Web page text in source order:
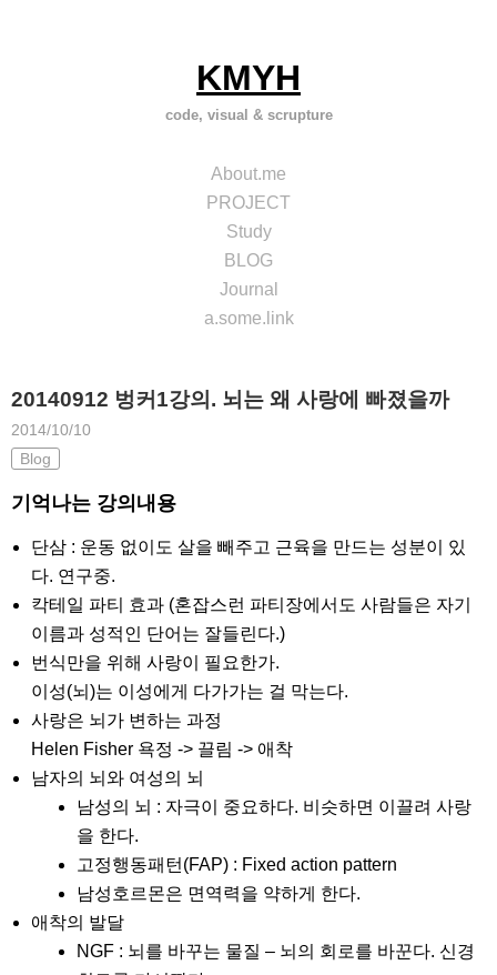
KMYH
code, visual & scrupture
About.me
PROJECT
Study
BLOG
Journal
a.some.link
20140912 벙커1강의. 뇌는 왜 사랑에 빠졌을까
2014/10/10
Blog
기억나는 강의내용
단삼 : 운동 없이도 살을 빼주고 근육을 만드는 성분이 있
다. 연구중.
칵테일 파티 효과 (혼잡스런 파티장에서도 사람들은 자기
이름과 성적인 단어는 잘들린다.)
번식만을 위해 사랑이 필요한가.
이성(뇌)는 이성에게 다가가는 걸 막는다.
사랑은 뇌가 변하는 과정
Helen Fisher 욕정 -> 끌림 -> 애착
남자의 뇌와 여성의 뇌
남성의 뇌 : 자극이 중요하다. 비슷하면 이끌려 사랑
을 한다.
고정행동패턴(FAP) : Fixed action pattern
남성호르몬은 면역력을 약하게 한다.
애착의 발달
NGF : 뇌를 바꾸는 물질 – 뇌의 회로를 바꾼다. 신경